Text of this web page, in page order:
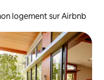
logement sur Airbnb